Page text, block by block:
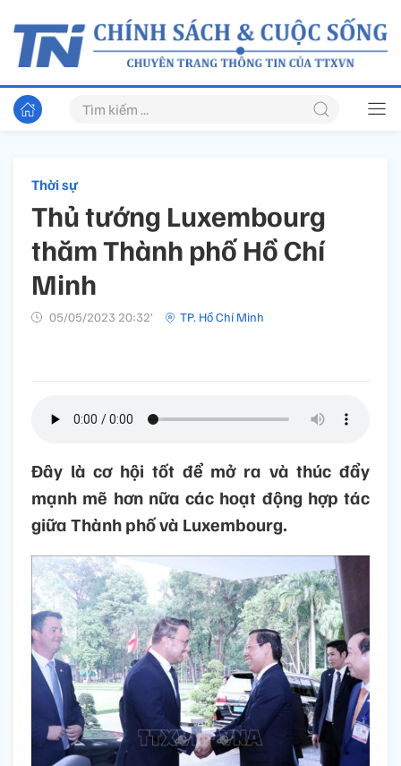
Thời sự
Thủ tướng Luxembourg
thăm Thành phố Hồ Chí
Minh
05/05/2023 20:32’ TP. Hồ Chí Minh
Đây là cơ hội tốt để mở ra và thúc đẩy
mạnh mẽ hơn nữa các hoạt động hợp tác
giữa Thành phố và Luxembourg.